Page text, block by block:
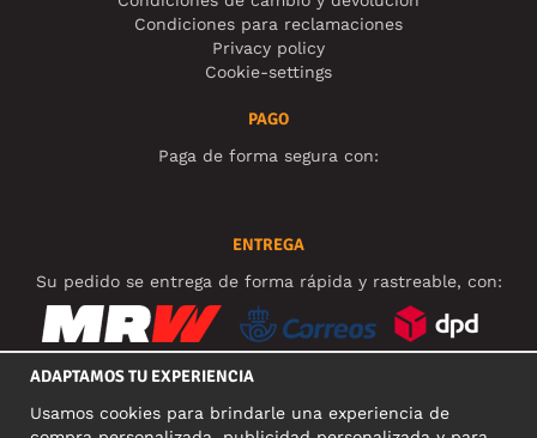
Condiciones para reclamaciones
Privacy policy
Cookie-settings
PAGO
Paga de forma segura con:
ENTREGA
Su pedido se entrega de forma rápida y rastreable, con:
REDES SOCIALES
ADAPTAMOS TU EXPERIENCIA
Usamos cookies para brindarle una experiencia de